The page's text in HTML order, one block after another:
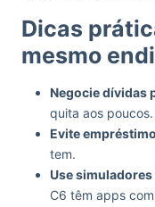
Dicas
mesmo
Negocie dívidas
quita aos poucos.
Evite
tem.
Use
C6 têm apps